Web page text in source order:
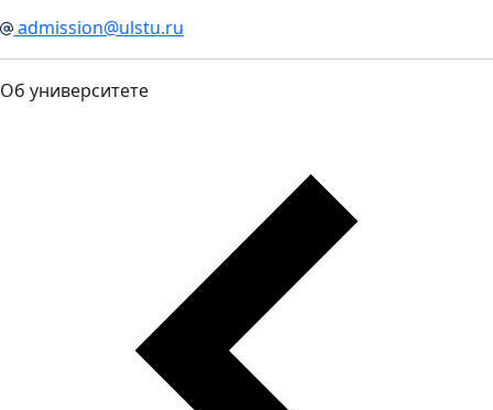
admission@ulstu.ru
Об университете